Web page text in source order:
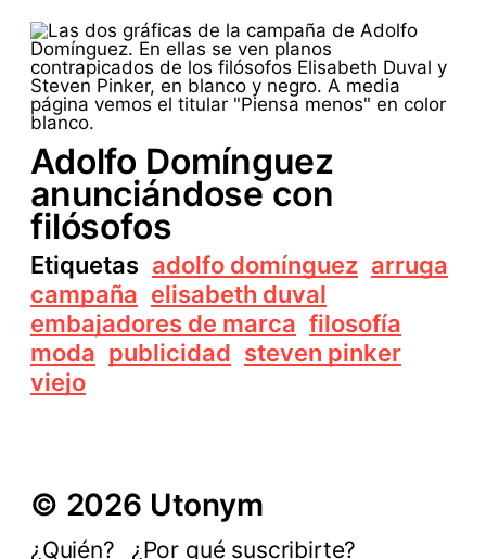
Adolfo Domínguez
anunciándose con
filósofos
Etiquetas adolfo domínguez arruga
campaña elisabeth duval
embajadores de marca filosofía
moda publicidad steven pinker
viejo
© 2026 Utonym
¿Quién? ¿Por qué suscribirte?